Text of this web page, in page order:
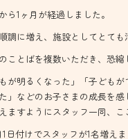
ら1ヶ月が経過しました。
調に増え、施設としてとても
ことばを複数いただき、恐縮
が明るくなった」「子ども
」などのお子さまの成長を
ますようにスタッフ一同、
日付けでスタッフが1名増えま